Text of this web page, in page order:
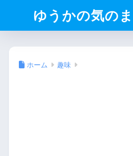
ゆうかの気の
ホーム 趣味